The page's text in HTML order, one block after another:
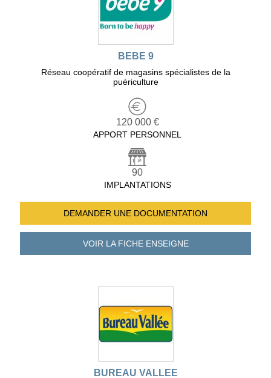
BEBE 9
Réseau coopératif de magasins spécialistes de la
puériculture
120 000 €
APPORT PERSONNEL
90
IMPLANTATIONS
DEMANDER UNE DOCUMENTATION
VOIR LA FICHEENSEIGNE
BUREAU VALLEE